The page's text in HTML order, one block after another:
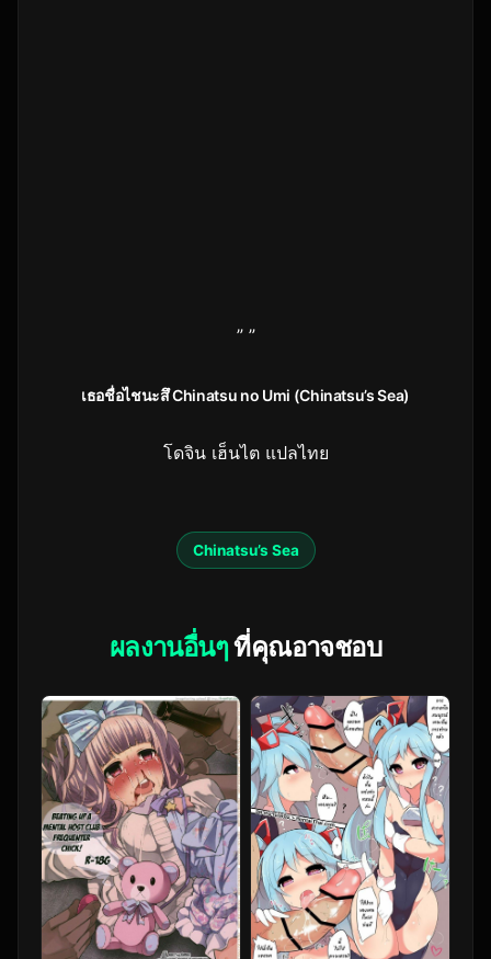
” ”
เธอชื่อไชนะสึ Chinatsu no Umi (Chinatsu’s Sea)
โดจิน เฮ็นไต แปลไทย
Chinatsu’s Sea
ผลงานอื่นๆที่คุณอาจชอบ